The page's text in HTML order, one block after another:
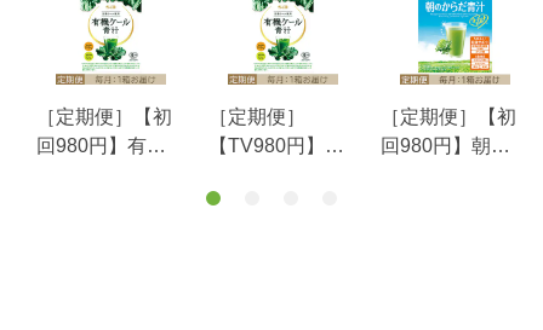
［定期便］【初
回980円】有機
［定期便］
【TV980円】有
月1個お届けコー
［定期便］【初
回980円】朝の